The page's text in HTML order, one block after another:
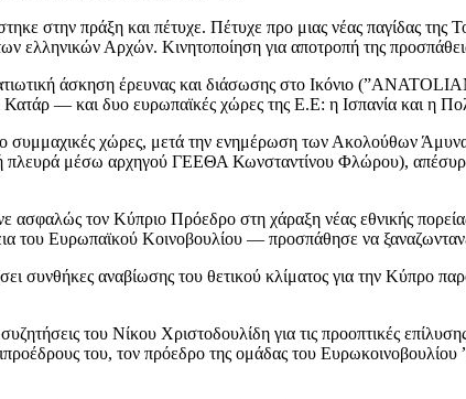
στην πράξη και πέτυχε. Πέτυχε προ μιας νέας παγίδας
ελληνικών Αρχών. Κινητοποίηση για αποτροπή της
άσκηση έρευνας και διάσωσης στο Ικόνιο
Κατάρ — και δυο ευρωπαϊκές χώρες της Ε.Ε: η Ισπανία και η
συμμαχικές χώρες, μετά την ενημέρωση των Ακολούθων
πλευρά μέσω αρχηγού ΓΕΕΘΑ Κωνσταντίνου Φλώρου),
ασφαλώς τον Κύπριο Πρόεδρο στη χάραξη νέας εθνικής
του Ευρωπαϊκού Κοινοβουλίου — προσπάθησε να
συνθήκες αναβίωσης του θετικού κλίματος για την Κύπρο
συζητήσεις του Νίκου Χριστοδουλίδη για τις προοπτικές
του, τον πρόεδρο της ομάδας του